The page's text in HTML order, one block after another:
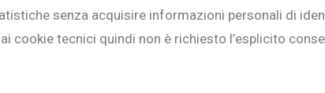
senza acquisire informazioni personali di
tecnici quindi non è richiesto l’esplicito